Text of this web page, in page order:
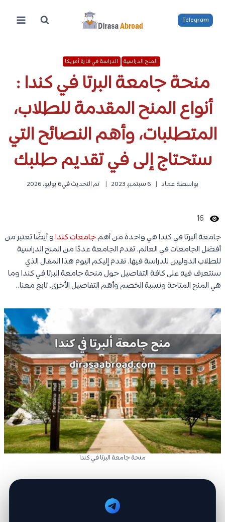
المحتوى
Telegram
المنح الدراسية الدراسة في قارة أمريكا
منحة جامعة البرتا في كندا :
أنواع المنح المقدمة للطلاب،
المتطلبات، وأهم النصائح التي
ستحتاج إلى في تقديم طلبك
بواسطة عماد 6 سبتمبر، 2023 تم التحديث في6 يوليو، 2026
16
جامعة ألبرتا في كندا هي واحدة من أهمجامعات كنداو أيضًا تعتبر من
أفضل الجامعات في العالم. تقدم الجامعة عددًا من المنح الدراسية
للطلاب الدوليين للدراسة فيها. نقدم إليكم اليوم هذا المقال الذي
سنتعرف فيه على كافة التفاصيل حول منحة جامعة البرتا في كندا وما
هي المنح المتاحة ونسبة الخصم وأهم التفاصيل الأخرى. تابع معنا..
منحة جامعة البرتا في كندا